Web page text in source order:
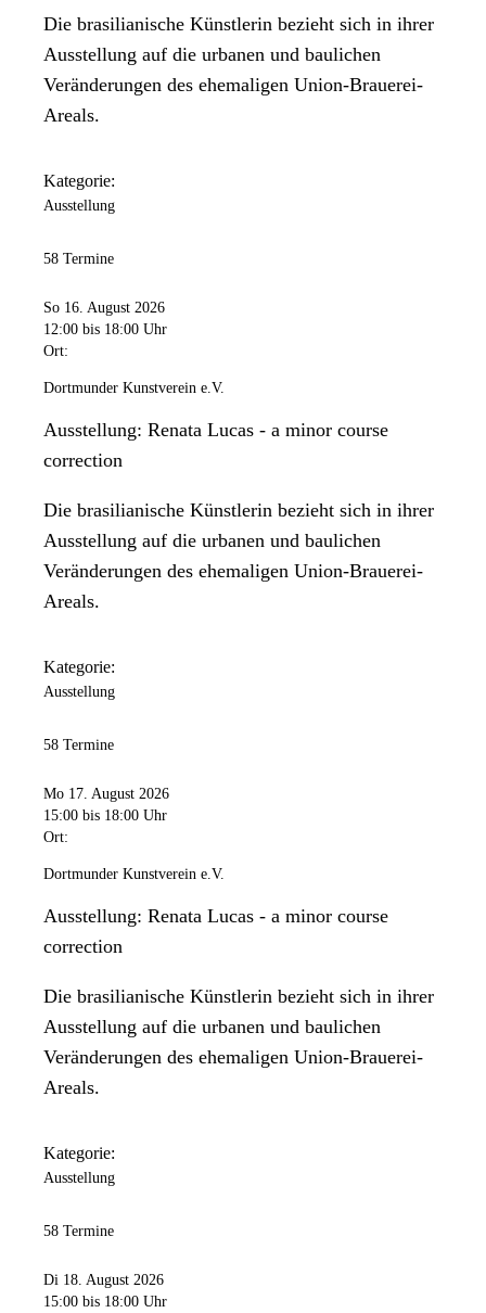
Die brasilianische Künstlerin bezieht sich in ihrer
Ausstellung auf die urbanen und baulichen
Veränderungen des ehemaligen Union-Brauerei-
Areals.
Kategorie:
Ausstellung
58 Termine
So 16. August 2026
12:00 bis 18:00 Uhr
Ort:
Dortmunder Kunstverein e.V.
Ausstellung: Renata Lucas - a minor course
correction
Die brasilianische Künstlerin bezieht sich in ihrer
Ausstellung auf die urbanen und baulichen
Veränderungen des ehemaligen Union-Brauerei-
Areals.
Kategorie:
Ausstellung
58 Termine
Mo 17. August 2026
15:00 bis 18:00 Uhr
Ort:
Dortmunder Kunstverein e.V.
Ausstellung: Renata Lucas - a minor course
correction
Die brasilianische Künstlerin bezieht sich in ihrer
Ausstellung auf die urbanen und baulichen
Veränderungen des ehemaligen Union-Brauerei-
Areals.
Kategorie:
Ausstellung
58 Termine
Di 18. August 2026
15:00 bis 18:00 Uhr